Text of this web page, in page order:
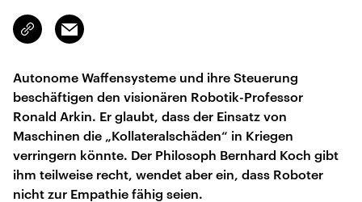
Link
kopieren/teilen
Email
Autonome Waffensysteme und ihre Steuerung
beschäftigen den visionären Robotik-Professor
Ronald Arkin. Er glaubt, dass der Einsatz von
Maschinen die „Kollateralschäden“ in Kriegen
verringern könnte. Der Philosoph Bernhard Koch gibt
ihm teilweise recht, wendet aber ein, dass Roboter
nicht zur Empathie fähig seien.